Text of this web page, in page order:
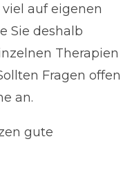
auf eigenen
Sie deshalb
Therapien
Fragen offen
an.
gute